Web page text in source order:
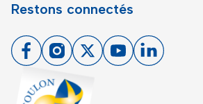
Restons connectés
FacebookInstagram
X YoutubeLinkedin